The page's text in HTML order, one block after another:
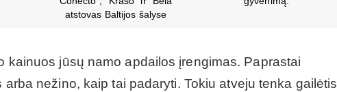
jūsų namo apdailos įrengimas. Paprastai
nežino, kaip tai padaryti. Tokiu atveju tenka gailėtis